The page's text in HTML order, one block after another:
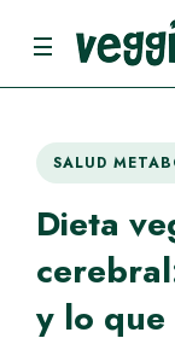
SALUD
Dieta
y lo que